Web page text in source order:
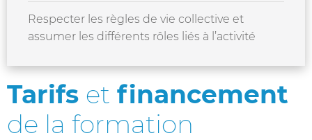
Respecter les règles de vie collective et
assumer les différents rôles liés à l’activité
Tarifs et financement
de la formation